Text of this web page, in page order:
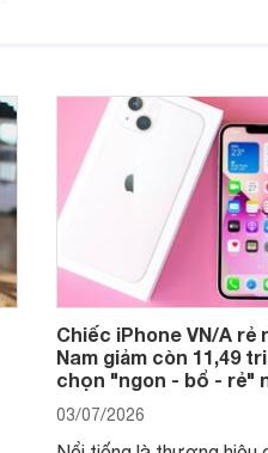
MacBook đáng cân
tân sinh viên.
Chiếc iPhone VN/A rẻ
Nam giảm còn 11,49
chọn "ngon - bổ - rẻ"
03/07/2026